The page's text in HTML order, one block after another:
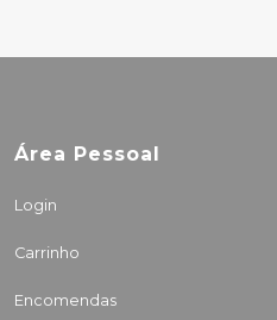
Área Pessoal
Login
Carrinho
Encomendas